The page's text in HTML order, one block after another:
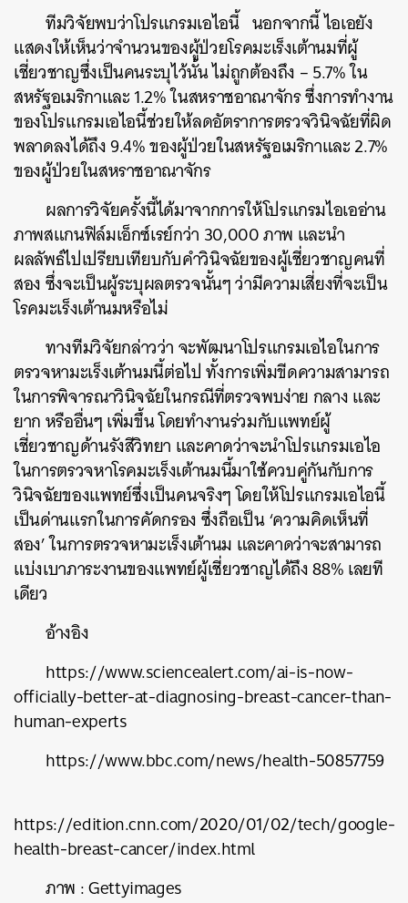
ทีมวิจัยพบว่าโปรแกรมเอไอนี้ นอกจากนี้ไอเอยัง
แสดงให้เห็นว่าจำนวนของผู้ป่วยโรคมะเร็งเต้านมที่ผู้
เชี่ยวชาญซึ่งเป็นคนระบุไว้นั้น ไม่ถูกต้องถึง – 5.7%ใน
สหรัฐอเมริกาและ1.2%ในสหราชอาณาจักรซึ่งการทำงาน
ของโปรแกรมเอไอนี้ช่วยให้ลดอัตราการตรวจวินิจฉัยที่ผิด
พลาดลงได้ถึง9.4%ของผู้ป่วยในสหรัฐอเมริกาและ2.7%
ของผู้ป่วยในสหราชอาณาจักร
ผลการวิจัยครั้งนี้ได้มาจากการให้โปรแกรมไอเออ่าน
ภาพสแกนฟิล์มเอ็กซ์เรย์กว่า 30,000 ภาพ และนำ
ผลลัพธ์ไปเปรียบเทียบกับคำวินิจฉัยของผู้เชี่ยวชาญคนที่
สอง ซึ่งจะเป็นผู้ระบุผลตรวจนั้นๆ ว่ามีความเสี่ยงที่จะเป็น
โรคมะเร็งเต้านมหรือไม่
ทางทีมวิจัยกล่าวว่า จะพัฒนาโปรแกรมเอไอในการ
ตรวจหามะเร็งเต้านมนี้ต่อไป ทั้งการเพิ่มขีดความสามารถ
ในการพิจารณาวินิจฉัยในกรณีที่ตรวจพบง่าย กลาง และ
ยาก หรืออื่นๆ เพิ่มขึ้น โดยทำงานร่วมกับแพทย์ผู้
เชี่ยวชาญด้านรังสีวิทยา และคาดว่าจะนำโปรแกรมเอไอ
ในการตรวจหาโรคมะเร็งเต้านมนี้มาใช้ควบคู่กันกับการ
วินิจฉัยของแพทย์ซึ่งเป็นคนจริงๆ โดยให้โปรแกรมเอไอนี้
เป็นด่านแรกในการคัดกรอง ซึ่งถือเป็น ‘ความคิดเห็นที่
สอง’ ในการตรวจหามะเร็งเต้านม และคาดว่าจะสามารถ
แบ่งเบาภาระงานของแพทย์ผู้เชี่ยวชาญได้ถึง 88% เลยที
เดียว
อ้างอิง
https://www.sciencealert.com/ai-is-now-
officially-better-at-diagnosing-breast-cancer-than-
human-experts
https://www.bbc.com/news/health-50857759
https://edition.cnn.com/2020/01/02/tech/google-
health-breast-cancer/index.html
ภาพ : Gettyimages
ค้นหา
SHARE TWEET LINE EMAIL